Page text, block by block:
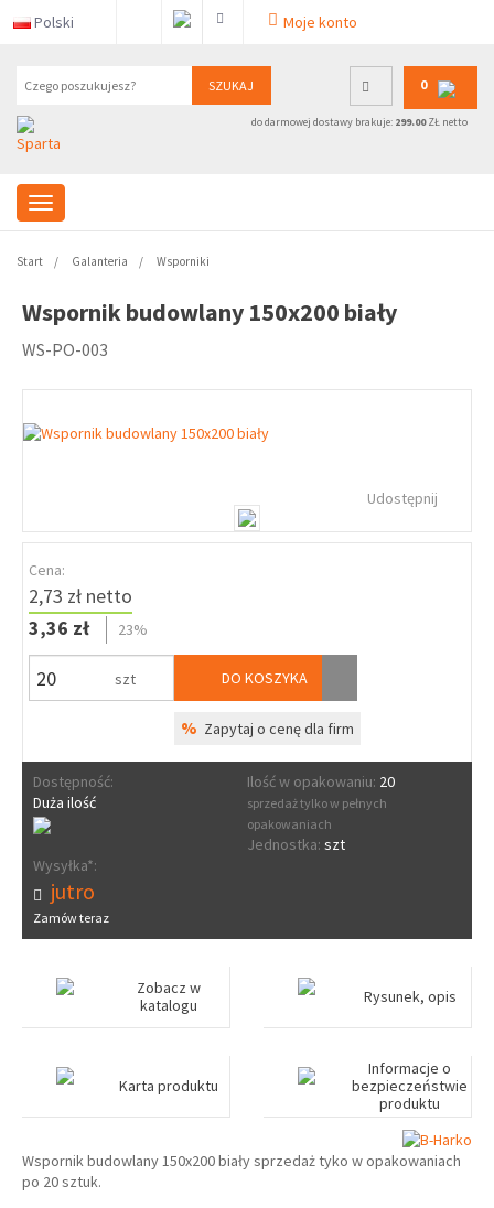
Polski Moje konto
SZUKAJ 0
do darmowej dostawy brakuje: 299.00ZŁ netto
Start Galanteria Wsporniki
Wspornik budowlany 150x200 biały
WS-PO-003
Udostępnij
Cena:
2,73 zł netto
3,36 zł
23%
szt DO KOSZYKA
% Zapytaj o cenę dla firm
Dostępność:
Duża ilość
Ilość w opakowaniu: 20
sprzedaż tylko w pełnych
opakowaniach
Jednostka: szt
Wysyłka*:
jutro
Zamów teraz
Zobacz w
katalogu
Rysunek, opis
Karta produktu
Informacje o
bezpieczeństwie
produktu
Wspornik budowlany 150x200 biały sprzedaż tyko w opakowaniach
po 20 sztuk.